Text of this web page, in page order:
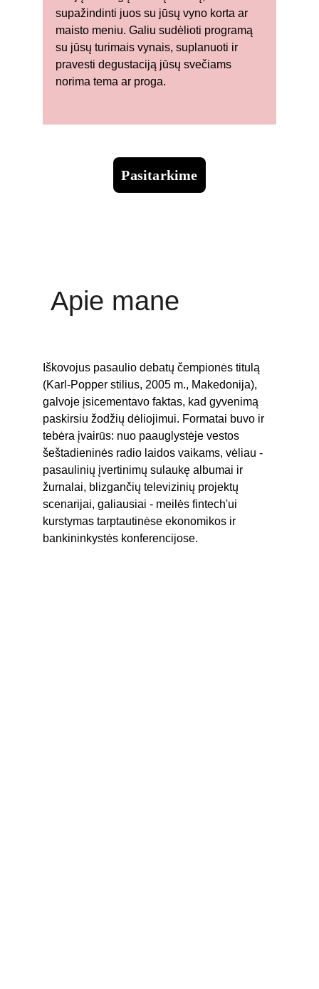
supažindinti juos su jūsų vyno korta ar
maisto meniu. Galiu sudėlioti programą
su jūsų turimais vynais, suplanuoti ir
pravesti degustaciją jūsų svečiams
norima tema ar proga.
Pasitarkime
Apie mane
Iškovojus pasaulio debatų čempionės titulą
(Karl-Popper stilius, 2005 m., Makedonija),
galvoje įsicementavo faktas, kad gyvenimą
paskirsiu žodžių dėliojimui. Formatai buvo ir
tebėra įvairūs: nuo paauglystėje vestos
šeštadieninės radio laidos vaikams, vėliau -
pasaulinių įvertinimų sulaukę albumai ir
žurnalai, blizgančių televizinių projektų
scenarijai, galiausiai - meilės fintech'ui
kurstymas tarptautinėse ekonomikos ir
bankininkystės konferencijose.